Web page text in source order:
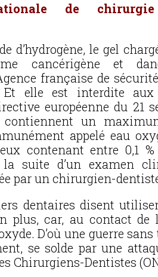
de
d’hydrogène, le gel
cancérigène et
française de
elle est interdite
européenne du 21
un
appelé eau
contenant entre 0,1
la suite d’un examen
par un chirurgien-
dentaires disent
plus, car, au contact de
D’où une guerre
se solde par une
Chirurgiens-Dentistes